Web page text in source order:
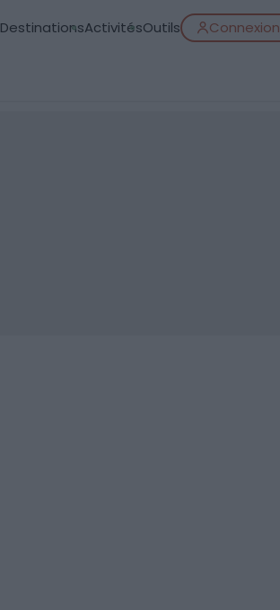
DestinationsActivitésOutils Connexion